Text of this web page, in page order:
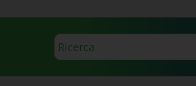
Domanda
di
ricerca